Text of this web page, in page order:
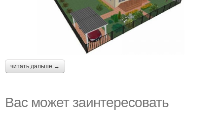
читать дальше →
Вас может заинтересовать